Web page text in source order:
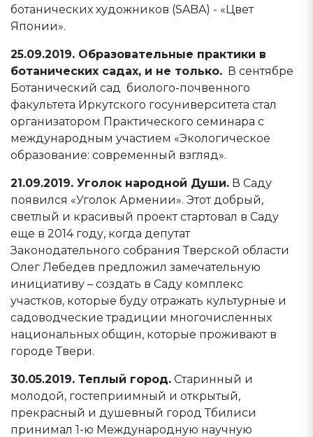
ботанических художников (SABA) - «Цвет
Японии».
25.09.2019. Образовательные практики в
ботанических садах, и не только. В сентябре
Ботанический сад биолого-почвенного
факультета Иркутского госуниверситета стал
организатором Практического семинара с
международным участием «Экологическое
образование: современный взгляд».
21.09.2019. Уголок народной Души. В Саду
появился «Уголок Армении». Этот добрый,
светлый и красивый проект стартовал в Саду
еще в 2014 году, когда депутат
Законодательного собрания Тверской области
Олег Лебедев предложил замечательную
инициативу – создать в Саду комплекс
участков, которые буду отражать культурные и
садоводческие традиции многочисленных
национальных общин, которые проживают в
городе Твери.
30.05.2019. Теплый город. Старинный и
молодой, гостеприимный и открытый,
прекрасный и душевный город Тбилиси
принимал 1-ю Международную научную